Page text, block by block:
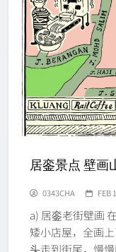
居銮景点 壁画
0343CHA FEB
a) 居銮老街壁画
矮小店屋，全画
头走到街尾，慢